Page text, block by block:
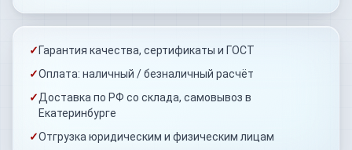
✓ Гарантия качества, сертификаты и ГОСТ
✓Оплата: наличный / безналичный расчёт
✓Доставка по РФ со склада, самовывоз в
Екатеринбурге
✓Отгрузка юридическим и физическим лицам